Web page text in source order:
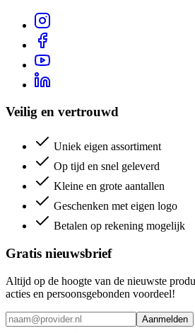
Veilig en vertrouwd
Uniek eigen assortiment
Op tijd en snel geleverd
Kleine en grote aantallen
Geschenken met eigen logo
Betalen op rekening mogelijk
Gratis nieuwsbrief
Altijd op de hoogte van de nieuwste
acties en persoonsgebonden voordeel!
Aanmelden